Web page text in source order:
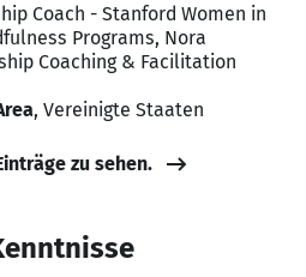
Coach - Stanford Women in
Programs, Nora
Coaching & Facilitation
, Vereinigte Staaten
zu sehen.